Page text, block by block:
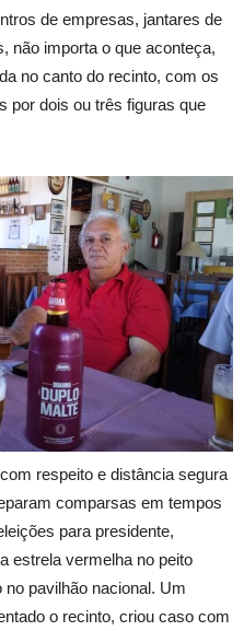
de empresas, jantares de
não importa o que aconteça,
no canto do recinto, com os
por dois ou três figuras que
respeito e distância segura
comparsas em tempos
para presidente,
estrela vermelha no peito
pavilhão nacional. Um
o recinto, criou caso com